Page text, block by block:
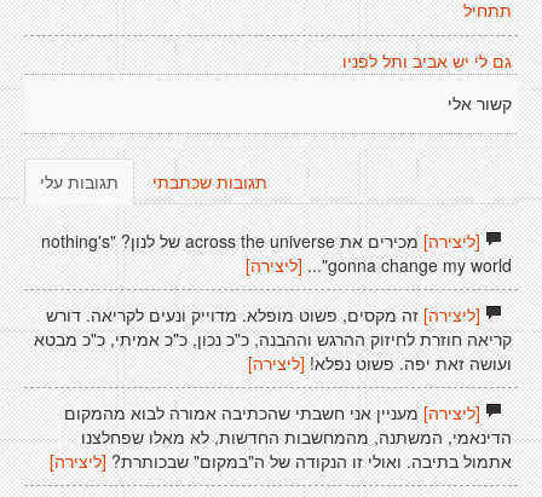
תתחיל
גם לי יש אביב ותל לפניו
קשור אלי
תגובות עלי תגובות שכתבתי
[ליצירה]
מכירים את across the universe של לנון? "nothing's
gonna change my world"...
[ליצירה]
[ליצירה]זה מקסים, פשוט מופלא. מדוייק ונעים לקריאה. דורש
קריאה חוזרת לחיזוק ההרגש וההבנה, כ"כ נכון, כ"כ אמיתי, כ"כ מבטא
ועושה זאת יפה. פשוט נפלא! [ליצירה]
[ליצירה]מעניין אני חשבתי שהכתיבה אמורה לבוא מהמקום
הדינאמי, המשתנה, מהמחשבות החדשות, לא מאלו שפחלצנו
אתמול בתיבה. ואולי זו הנקודה של ה"במקום" שבכותרת?[ליצירה]